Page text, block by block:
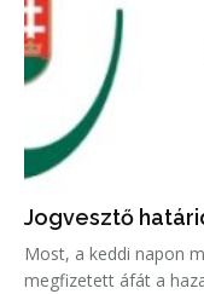
Jogvesztő
Most, a keddi napon
megfizetett áfát a